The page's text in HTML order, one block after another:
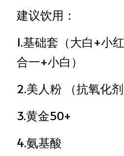
建议饮用：
1.基础套（大白+小
合一+小白）
2.美人粉 （抗氧化剂
3.黄金50+
4.氨基酸